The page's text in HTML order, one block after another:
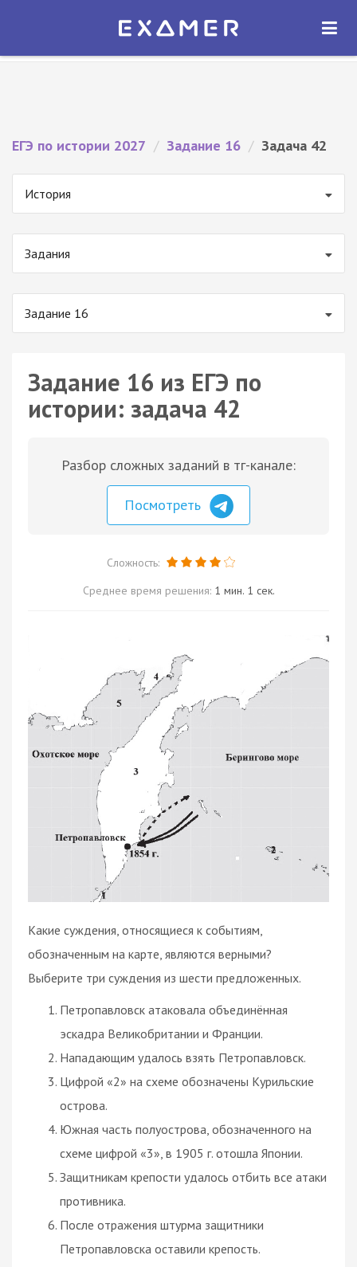
Экзамер — ЕГЭ 2027
ОТКРЫТЬ
ЕГЭ по истории 2027 / Задание 16 / Задача 42
История
Задания
Задание 16
Задание 16 из ЕГЭ по
истории: задача 42
Разбор сложных заданий в тг-канале:
Посмотреть
Сложность:
Среднее время решения: 1 мин. 1 сек.
Какие суждения, относящиеся к событиям,
обозначенным на карте, являются верными?
Выберите три суждения из шести предложенных.
Петропавловск атаковала объединённая
эскадра Великобритании и Франции.
Нападающим удалось взять Петропавловск.
Цифрой «2» на схеме обозначены Курильские
острова.
Южная часть полуострова, обозначенного на
схеме цифрой «3», в 1905 г. отошла Японии.
Защитникам крепости удалось отбить все атаки
противника.
После отражения штурма защитники
Петропавловска оставили крепость.